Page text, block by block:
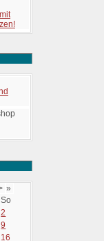
»
So
2
9
16